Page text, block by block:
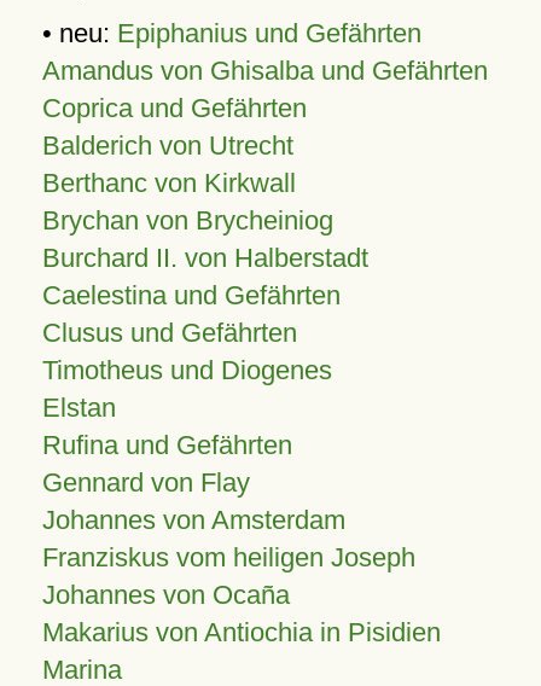
• neu: Epiphanius und Gefährten
Amandus von Ghisalba und Gefährten
Coprica und Gefährten
Balderich von Utrecht
Berthanc von Kirkwall
Brychan von Brycheiniog
Burchard II. von Halberstadt
Caelestina und Gefährten
Clusus und Gefährten
Timotheus und Diogenes
Elstan
Rufina und Gefährten
Gennard von Flay
Johannes von Amsterdam
Franziskus vom heiligen Joseph
Johannes von Ocaña
Makarius von Antiochia in Pisidien
Marina